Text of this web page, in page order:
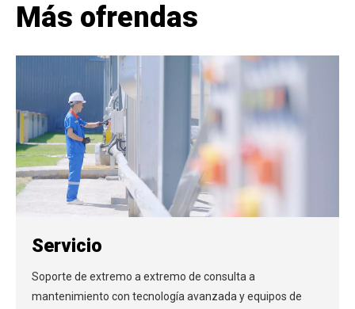
Más ofrendas
Servicio
Soporte de extremo a extremo de consulta a
mantenimiento con tecnología avanzada y equipos de